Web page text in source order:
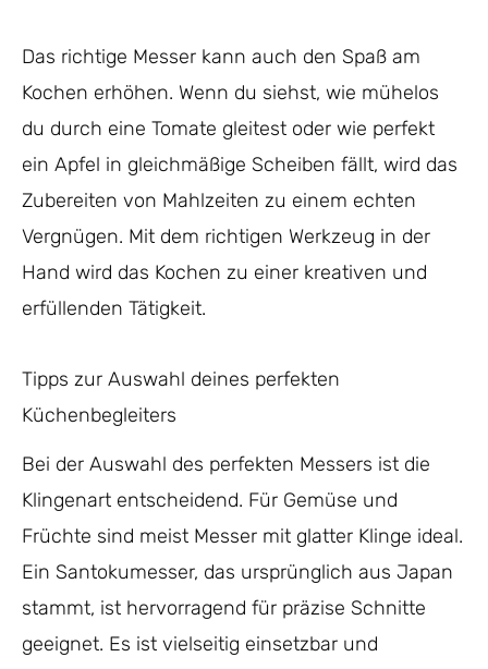
Das richtige Messer kann auch den Spaß am
Kochen erhöhen. Wenn du siehst, wie mühelos
du durch eine Tomate gleitest oder wie perfekt
ein Apfel in gleichmäßige Scheiben fällt, wird das
Zubereiten von Mahlzeiten zu einem echten
Vergnügen. Mit dem richtigen Werkzeug in der
Hand wird das Kochen zu einer kreativen und
erfüllenden Tätigkeit.
Tipps zur Auswahl deines perfekten
Küchenbegleiters
Bei der Auswahl des perfekten Messers ist die
Klingenart entscheidend. Für Gemüse und
Früchte sind meist Messer mit glatter Klinge ideal.
Ein Santokumesser, das ursprünglich aus Japan
stammt, ist hervorragend für präzise Schnitte
geeignet. Es ist vielseitig einsetzbar und